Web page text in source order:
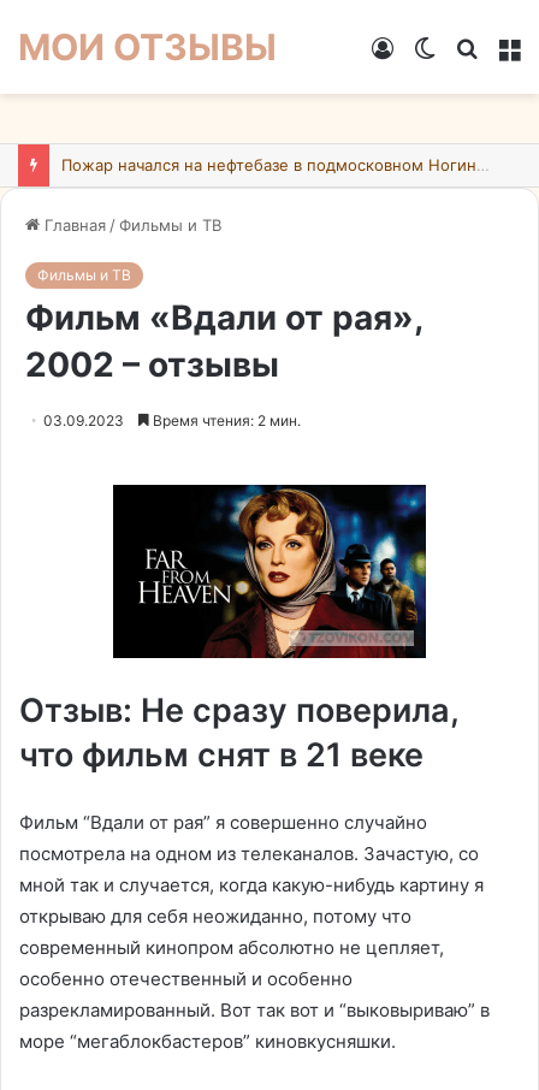
МОИ ОТЗЫВЫ
Switch
Войти
Пожар начался на нефтебазе в подмосковном Ногинске в результате атаки БПЛА ВСУ
Главная /Фильмы и ТВ
Фильмы и ТВ
Фильм «Вдали от рая»,
2002 – отзывы
03.09.2023 Время чтения: 2 мин.
Отзыв: Не сразу поверила,
что фильм снят в 21 веке
Фильм “Вдали от рая” я совершенно случайно
посмотрела на одном из телеканалов. Зачастую, со
мной так и случается, когда какую-нибудь картину я
открываю для себя неожиданно, потому что
современный кинопром абсолютно не цепляет,
особенно отечественный и особенно
разрекламированный. Вот так вот и “выковыриваю” в
море “мегаблокбастеров” киновкусняшки.